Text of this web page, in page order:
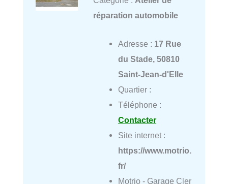
réparation automobile
Adresse : 17 Rue
du Stade, 50810
Saint-Jean-d'Elle
Quartier :
Téléphone :
Contacter
Site internet :
https://www.motrio.
fr/
Motrio - Garage Cler